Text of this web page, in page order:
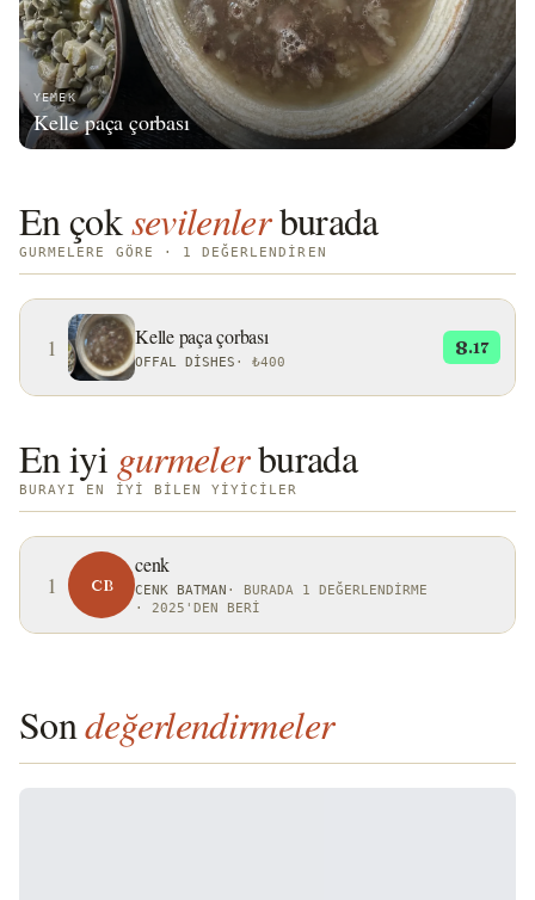
YEMEK
Kelle paça çorbası
En çoksevilenlerburada
GURMELERE GÖRE · 1 DEĞERLENDIREN
1 Kelle paça çorbası
OFFAL DISHES · ₺400
8.17
En iyi gurmelerburada
BURAYI EN IYI BILEN YIYICILER
1 CB
cenk
CENK BATMAN · BURADA 1 DEĞERLENDIRME
· 2025'DEN BERI
Sondeğerlendirmeler